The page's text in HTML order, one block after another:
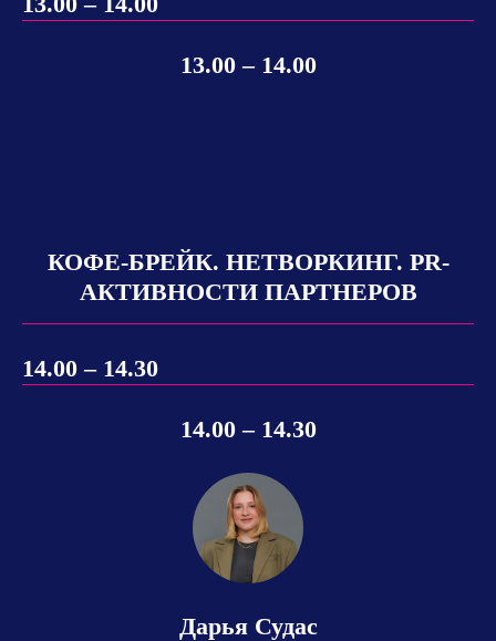
13.00 – 14.00
КОФЕ-БРЕЙК. НЕТВОРКИНГ. PR-
АКТИВНОСТИ ПАРТНЕРОВ
14.00 – 14.30
14.00 – 14.30
Дарья Судас